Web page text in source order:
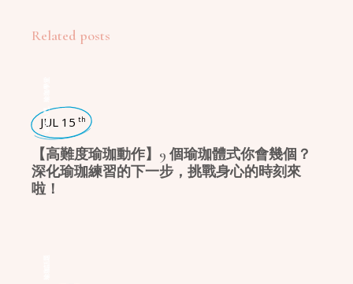
Related posts
瑜珈入門
JUL 15 th
【高難度瑜珈動作】9 個瑜珈體式你會幾個？
深化瑜珈練習的下一步，挑戰身心的時刻來
啦！